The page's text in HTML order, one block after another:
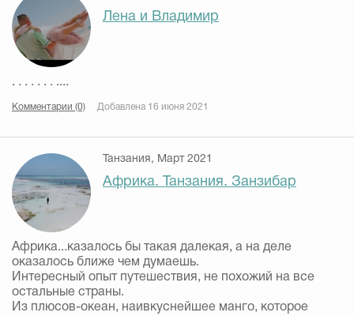
Лена и Владимир
. . . . . . . ....
Комментарии (0) Добавлена 16 июня 2021
Танзания, Март 2021
Африка. Танзания. Занзибар
Африка...казалось бы такая далекая, а на деле
оказалось ближе чем думаешь.
Интересный опыт путешествия, не похожий на все
остальные страны.
Из плюсов-океан, наивкуснейшее манго, которое